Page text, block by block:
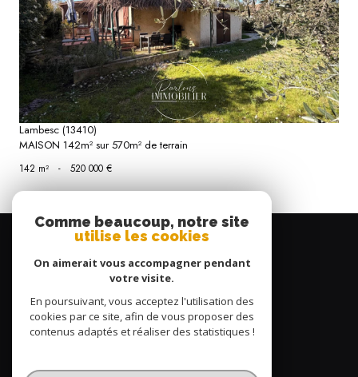
voir le bien
Lambesc (13410)
MAISON 142m² sur 570m² de terrain
142 m² - 520 000 €
Se
connecter
espace propriétaire
Nous
suivre
Comme beaucoup, notre site
utilise les cookies
On aimerait vous accompagner pendant
votre visite.
En poursuivant, vous acceptez l'utilisation des
cookies par ce site, afin de vous proposer des
contenus adaptés et réaliser des statistiques !